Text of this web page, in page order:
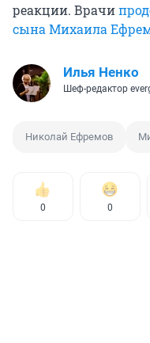
реакции. Врачи
сына Михаила
Илья Ненко
Шеф-редактор
Николай Ефремов
0 0